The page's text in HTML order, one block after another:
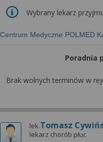
Centrum Medyczne POLMED
Wybrany lekarz
Poradnia
Brak wolnych terminów w
lek.Tomasz
lekarz chorób płuc